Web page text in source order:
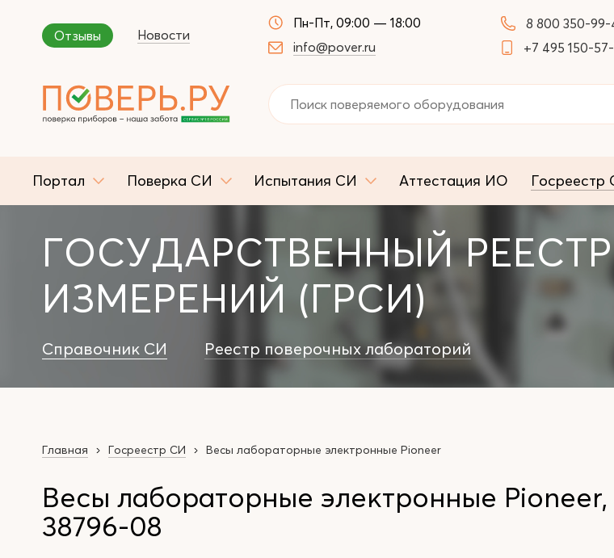
Отзывы Новости
Пн-Пт, 09:00 — 18:00
info@pover.ru
8 800 350-99-
+7 495 150-
Портал Поверка СИ Испытания СИ Аттестация ИО Госреестр
ГОСУДАРСТВЕННЫЙ
ИЗМЕРЕНИЙ (ГРСИ)
Справочник СИ Реестр поверочных лабораторий
Главная Госреестр СИ Весы лабораторные электронные Pioneer
Весы лабораторные электронные Pioneer,
38796-08